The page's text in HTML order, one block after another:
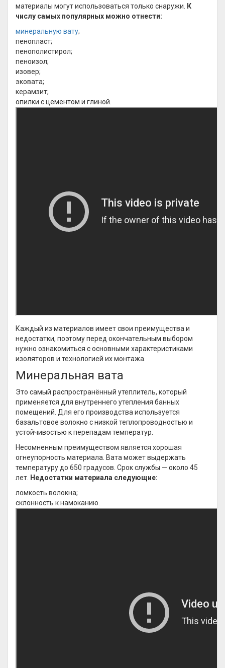
материалы могут использоваться только снаружи.
К
числу самых популярных можно отнести:
минеральную вату;
пенопласт;
пенополистирол;
пеноизол;
изовер;
эковата;
керамзит;
опилки с цементом и глиной.
Каждый из материалов имеет свои преимущества и
недостатки, поэтому перед окончательным выбором
нужно ознакомиться с основными характеристиками
изоляторов и технологией их монтажа.
Минеральная вата
Это самый распространённый утеплитель, который
применяется для внутреннего утепления банных
помещений. Для его производства используется
базальтовое волокно с низкой теплопроводностью и
устойчивостью к перепадам температур.
Несомненным преимуществом является хорошая
огнеупорность материала. Вата может выдержать
температуру до 650 градусов. Срок службы — около 45
лет. Недостатки материала следующие:
ломкость волокна;
склонность к намоканию.